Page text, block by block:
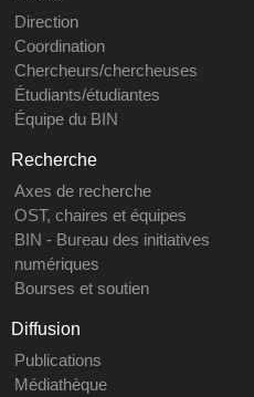
Direction
Coordination
Chercheurs/chercheuses
Étudiants/étudiantes
Équipe du BIN
Recherche
Axes de recherche
OST, chaires et équipes
BIN - Bureau des initiatives
numériques
Bourses et soutien
Diffusion
Publications
Médiathèque